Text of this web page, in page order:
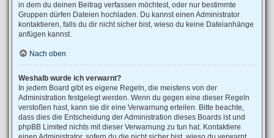
in dem du deinen Beitrag verfassen möchtest, oder nur bestimmte
Gruppen dürfen Dateien hochladen. Du kannst einen Administrator
kontaktieren, falls du dir nicht sicher bist, wieso du keine Dateianhänge
anfügen kannst.
Nach oben
Weshalb wurde ich verwarnt?
In jedem Board gibt es eigene Regeln, die meistens von der
Administration festgelegt werden. Wenn du gegen eine dieser Regeln
verstoßen hast, kann sie dir eine Verwarnung erteilen. Bitte beachte,
dass dies die Entscheidung der Administration dieses Boards ist und
phpBB Limited nichts mit dieser Verwarnung zu tun hat. Kontaktiere